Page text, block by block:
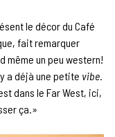
le décor du Café
fait remarquer
même un peu western!
a déjà une petite vibe
dans le Far West, ici,
ça.»